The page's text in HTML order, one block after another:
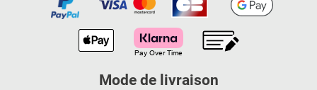
Mode de livraison